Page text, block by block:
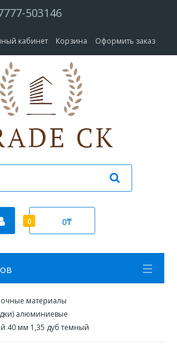
503146
кабинет Корзина Оформить заказ
0 0₸
материалы
алюминиевые
40 мм 1,35 дуб темный